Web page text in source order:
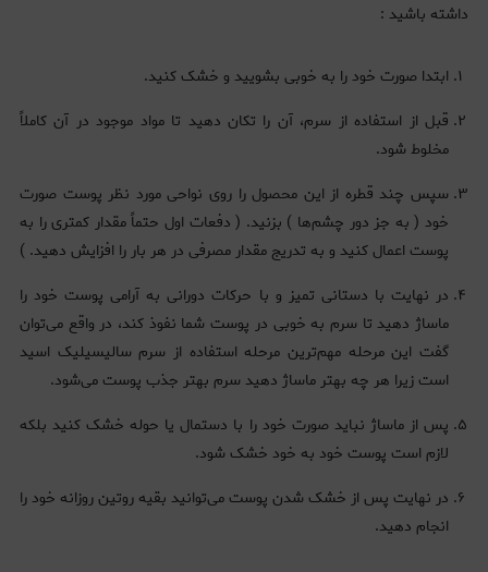
داشته باشید :
ابتدا صورت خود را به خوبی بشویید و خشک کنید.
قبل از استفاده از سرم، آن را تکان دهید تا مواد موجود در آن کاملاً
مخلوط شود.
سپس چند قطره از این محصول را روی نواحی مورد نظر پوست صورت
خود ( به جز دور چشم‌ها ) بزنید. ( دفعات اول حتماً مقدار کمتری را به
پوست اعمال کنید و به تدریج مقدار مصرفی در هر بار را افزایش دهید. )
در نهایت با دستانی تمیز و با حرکات دورانی به آرامی پوست خود را
ماساژ دهید تا سرم به خوبی در پوست شما نفوذ کند، در واقع می‌توان
گفت این مرحله مهم‌ترین مرحله استفاده از سرم سالیسیلیک اسید
است زیرا هر چه بهتر ماساژ دهید سرم بهتر جذب پوست می‌شود.
پس از ماساژ نباید صورت خود را با دستمال یا حوله خشک کنید بلکه
لازم است پوست خود به خود خشک شود.
در نهایت پس از خشک شدن پوست می‌توانید بقیه روتین روزانه خود را
انجام دهید.